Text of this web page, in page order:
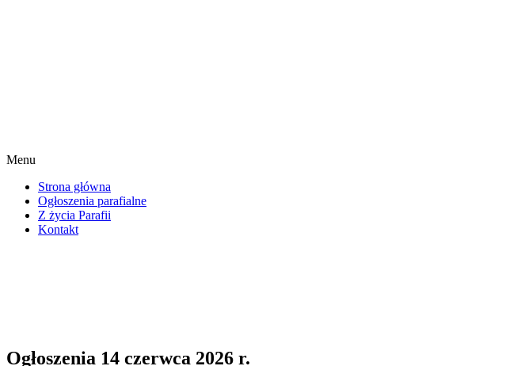
Menu
Strona główna
Ogłoszenia parafialne
Z życia Parafii
Kontakt
Ogłoszenia 14 czerwca 2026 r.